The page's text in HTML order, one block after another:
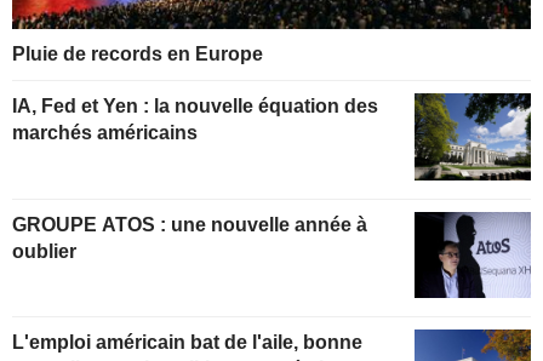
Pluie de records en Europe
IA, Fed et Yen : la nouvelle équation des
marchés américains
GROUPE ATOS : une nouvelle année à
oublier
L'emploi américain bat de l'aile, bonne